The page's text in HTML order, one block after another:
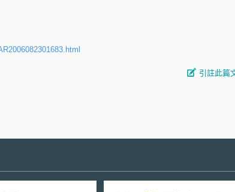
引註此篇